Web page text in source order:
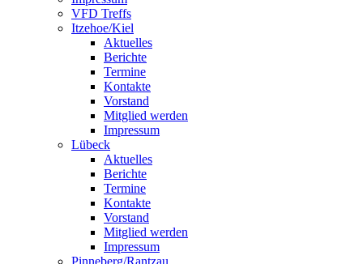
VFD Treffs
Itzehoe/Kiel
Aktuelles
Berichte
Termine
Kontakte
Vorstand
Mitglied werden
Impressum
Lübeck
Aktuelles
Berichte
Termine
Kontakte
Vorstand
Mitglied werden
Impressum
Pinneberg/Rantzau